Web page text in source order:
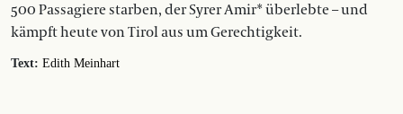
500 Passagiere starben, der Syrer Amir* überlebte – und
kämpft heute von Tirol aus um Gerechtigkeit.
Text: Edith Meinhart